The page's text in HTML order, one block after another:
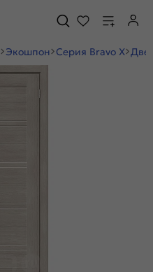
Экошпон Серия Bravo X